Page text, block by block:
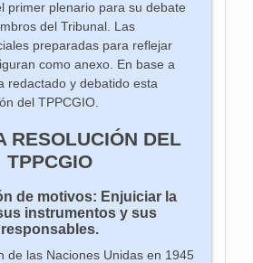
primer plenario para su debate
del Tribunal. Las
preparadas para reflejar
como anexo. En base a
redactado y debatido esta
del TPPCGIO.
RESOLUCIÓN DEL
TPPCGIO
de motivos: Enjuiciar la
instrumentos y sus
responsables.
de las Naciones Unidas en 1945